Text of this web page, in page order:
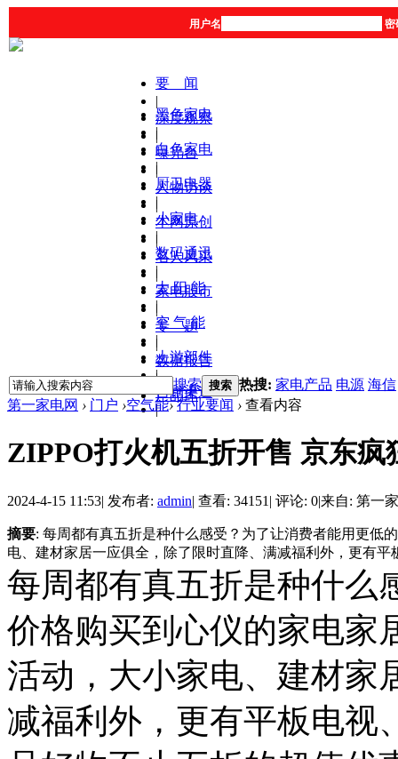
用户名 密
要 闻
|
深度观察
|
曝光台
|
人物访谈
|
本网原创
|
名人风采
|
家电股市
|
专 题
|
数据报告
|
产品库
黑色家电
|
白色家电
|
厨卫电器
|
小家电
|
数码通讯
|
太 阳 能
|
空 气 能
|
上游部件
|
营销渠道
|
搜索 搜索 热搜: 家电产品 电源 海信
第一家电网 › 门户 ›空气能› 行业要闻 › 查看内容
ZIPPO打火机五折开售 京东
2024-4-15 11:53| 发布者: admin| 查看: 34151 | 评论: 0|来自: 第一
摘要: 每周都有真五折是种什么感受？为了让消费者能用更低
电、建材家居一应俱全，除了限时直降、满减福利外，更有
每周都有真五折是种什么
价格购买到心仪的家电家
活动，大小家电、建材家
减福利外，更有平板电视